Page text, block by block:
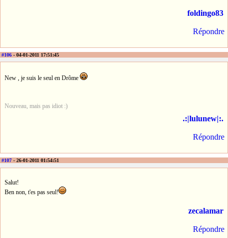
foldingo83
Répondre
#106 - 04-01-2011 17:51:45
New , je suis le seul en Drôme
Nouveau, mais pas idiot :)
.:|lulunew|:.
Répondre
#107 - 26-01-2011 01:54:51
Salut!
Ben non, t'es pas seul!
zecalamar
Répondre